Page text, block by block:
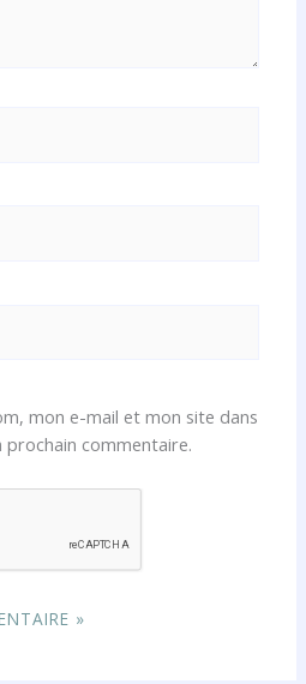
mon e-mail et mon site dans
commentaire.